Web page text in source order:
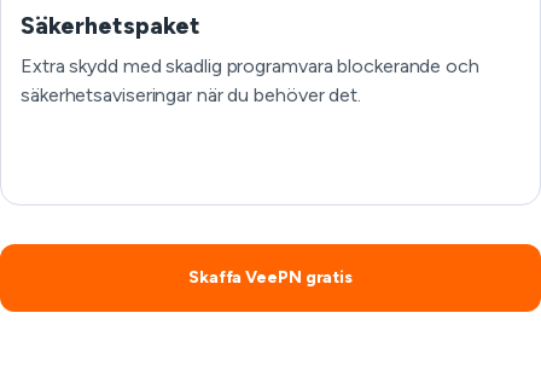
Säkerhetspaket
Extra skydd med skadlig programvara blockerande och
säkerhetsaviseringar när du behöver det.
Skaffa VeePN gratis